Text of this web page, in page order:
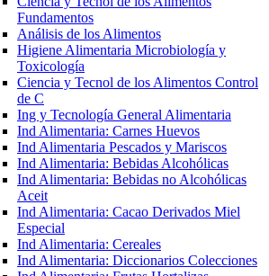
Fundamentos
Análisis de los Alimentos
Higiene Alimentaria Microbiología y
Toxicología
Ciencia y Tecnol de los Alimentos Control
de C
Ing y Tecnología General Alimentaria
Ind Alimentaria: Carnes Huevos
Ind Alimentaria Pescados y Mariscos
Ind Alimentaria: Bebidas Alcohólicas
Ind Alimentaria: Bebidas no Alcohólicas
Aceit
Ind Alimentaria: Cacao Derivados Miel
Especial
Ind Alimentaria: Cereales
Ind Alimentaria: Diccionarios Colecciones